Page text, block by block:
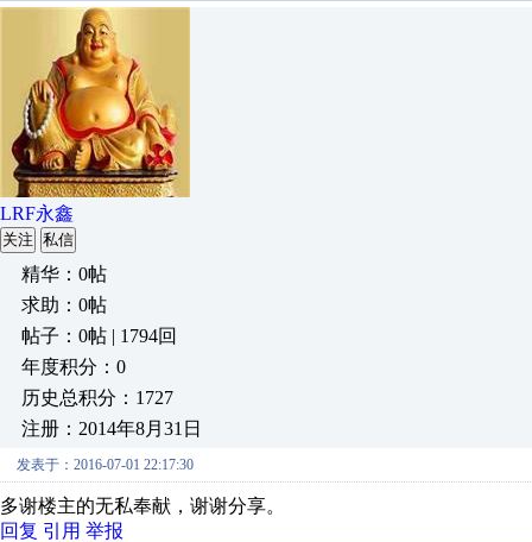
LRF永鑫
关注 私信
精华：0帖
求助：0帖
帖子：0帖 | 1794回
年度积分：0
历史总积分：1727
注册：2014年8月31日
发表于：2016-07-01 22:17:30
多谢楼主的无私奉献，谢谢分享。
回复 引用 举报